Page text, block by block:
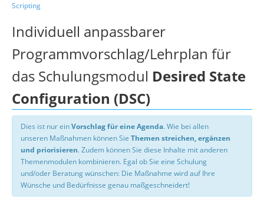
Scripting
Individuell anpassbarer
Programmvorschlag/Lehrplan für
das Schulungsmodul Desired State
Configuration (DSC)
Dies ist nur einVorschlag für eine Agenda. Wie bei allen
unseren Maßnahmen können Sie Themen streichen, ergänzen
und priorisieren. Zudem können Sie diese Inhalte mit anderen
Themenmodulen kombinieren. Egal ob Sie eine Schulung
und/oder Beratung wünschen: Die Maßnahme wird auf Ihre
Wünsche und Bedürfnisse genau maßgeschneidert!